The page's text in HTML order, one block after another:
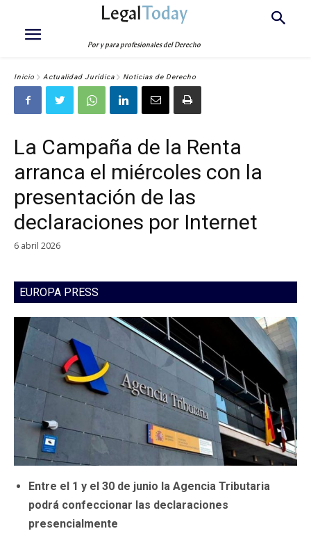
LegalToday
Por y para profesionales del Derecho
Inicio Actualidad Jurídica Noticias de Derecho
La Campaña de la Renta
arranca el miércoles con la
presentación de las
declaraciones por Internet
6 abril 2026
EUROPA PRESS
Entre el 1 y el 30 de junio la Agencia Tributaria
podrá confeccionar las declaraciones
presencialmente